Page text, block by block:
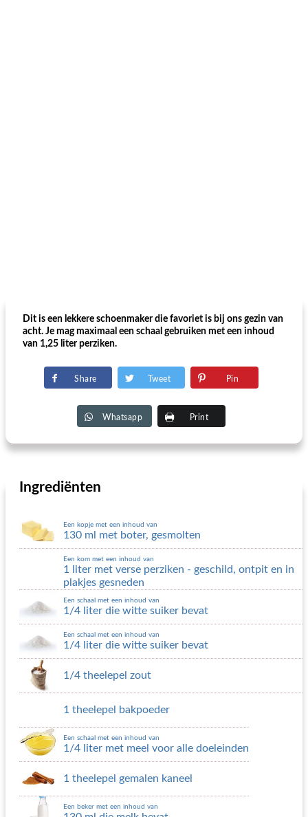
Dit is een lekkere schoenmaker die favoriet is bij ons gezin van
acht. Je mag maximaal een schaal gebruiken met een inhoud
van 1,25 liter perziken.
Share Tweet Pin
Whatsapp Print
Ingrediënten
Een kopje met een inhoud van
130 ml met boter, gesmolten
Een kom met een inhoud van
1 liter met verse perziken - geschild, ontpit en in
plakjes gesneden
Een schaal met een inhoud van
1/4 liter die witte suiker bevat
Een schaal met een inhoud van
1/4 liter die witte suiker bevat
1/4 theelepel zout
1 theelepel bakpoeder
Een schaal met een inhoud van
1/4 liter met meel voor alle doeleinden
1 theelepel gemalen kaneel
Een beker met een inhoud van